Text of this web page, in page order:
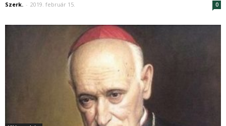
Szerk. - 2019. február 15. 0